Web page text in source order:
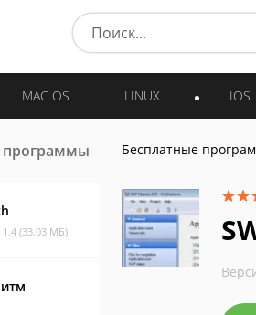
MAC OS LINUX IOS
1.4 (33.03 МБ)
Бесплатные